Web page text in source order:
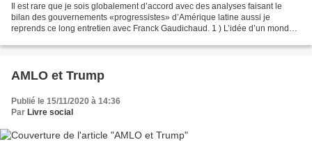
Il est rare que je sois globalement d’accord avec des analyses faisant le
bilan des gouvernements «progressistes» d’Amérique latine aussi je
reprends ce long entretien avec Franck Gaudichaud. 1 ) L’idée d’un monde
AMLO et Trump
Publié le 15/11/2020 à 14:36
Par Livre social